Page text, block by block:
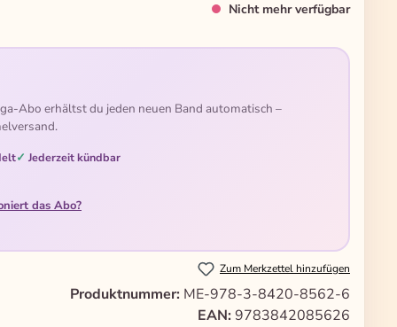
Nicht mehr verfügbar
Abo erhältst du jeden neuen Band automatisch –
Jederzeit kündbar
das Abo?
Zum Merkzettel hinzufügen
Produktnummer: ME-978-3-8420-8562-6
EAN: 9783842085626